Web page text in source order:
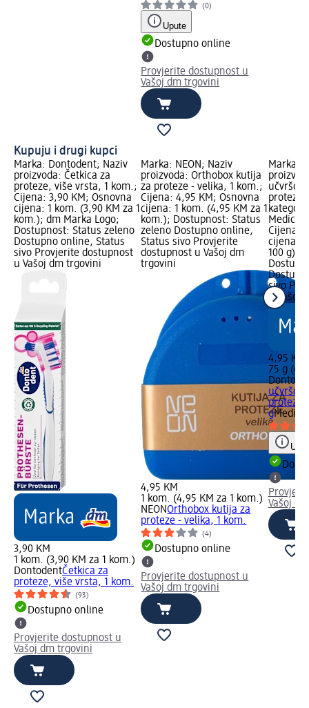
(0)
Upute
Dostupno online
Provjerite dostupnost u
Vašoj dm trgovini
Kupuju i drugi kupci
Marka: Dontodent; Naziv
proizvoda: Četkica za
proteze, više vrsta, 1 kom.;
Cijena: 3,90 KM; Osnovna
cijena: 1 kom. (3,90 KM za 1
kom.); dm Marka Logo;
Dostupnost: Status zeleno
Dostupno online, Status
sivo Provjerite dostupnost
u Vašoj dm trgovini
3,90 KM
1 kom. (3,90 KM za 1 kom.)
DontodentČetkica za
proteze, više vrsta, 1 kom.
(93)
Dostupno online
Provjerite dostupnost u
Vašoj dm trgovini
Marka: NEON; Naziv
proizvoda: Orthobox kutija
za proteze - velika, 1 kom.;
Cijena: 4,95 KM; Osnovna
cijena: 1 kom. (4,95 KM za 1
kom.); Dostupnost: Status
zeleno Dostupno online,
Status sivo Provjerite
dostupnost u Vašoj dm
trgovini
4,95 KM
1 kom. (4,95 KM za 1 kom.)
NEONOrthobox kutija za
proteze - velika, 1 kom.
(4)
Dostupno online
Provjerite dostupnost u
Vašoj dm trgovini
Marka:
proteza,
Cijena:
cijena:
100 g);
sivo
u Vašoj
4,95 KM
75 g
proteza,
g
Vašoj